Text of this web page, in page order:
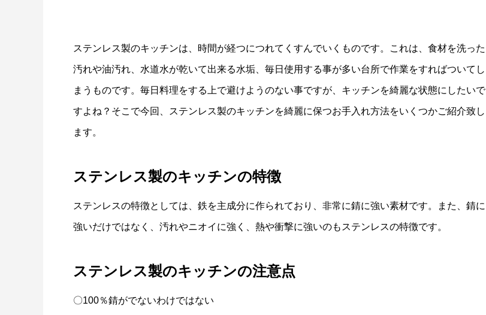
ステンレス製のキッチンは、時間が経つにつれてくすんでいくものです。これは、食材を洗った
汚れや油汚れ、水道水が乾いて出来る水垢、毎日使用する事が多い台所で作業をすればついてし
まうものです。毎日料理をする上で避けようのない事ですが、キッチンを綺麗な状態にしたいで
すよね？そこで今回、ステンレス製のキッチンを綺麗に保つお手入れ方法をいくつかご紹介致し
ます。
ステンレス製のキッチンの特徴
ステンレスの特徴としては、鉄を主成分に作られており、非常に錆に強い素材です。また、錆に
強いだけではなく、汚れやニオイに強く、熱や衝撃に強いのもステンレスの特徴です。
ステンレス製のキッチンの注意点
〇100％錆がでないわけではない